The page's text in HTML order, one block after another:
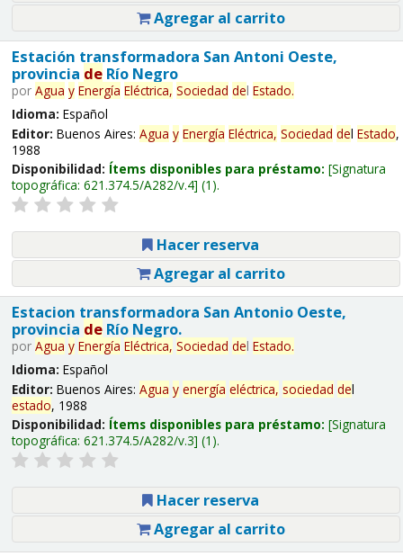
Agregar al carrito
Estación transformadora San Antoni Oeste,
provincia deRío Negro
por Agua y Energía Eléctrica, Sociedad del Estado.
Idioma: Español
Editor: Buenos Aires: Agua y Energía Eléctrica, Sociedad del Estado,
1988
Disponibilidad: Ítems disponibles para préstamo: Signatura
topográfica: 621.374.5/A282/v.4 (1).
Hacer reserva
Agregar al carrito
Estacion transformadora San Antonio Oeste,
provincia deRío Negro.
por Agua y Energía Eléctrica, Sociedad del Estado.
Idioma: Español
Editor: Buenos Aires: Agua y energía eléctrica, sociedad del
estado, 1988
Disponibilidad: Ítems disponibles para préstamo: Signatura
topográfica: 621.374.5/A282/v.3 (1).
Hacer reserva
Agregar al carrito